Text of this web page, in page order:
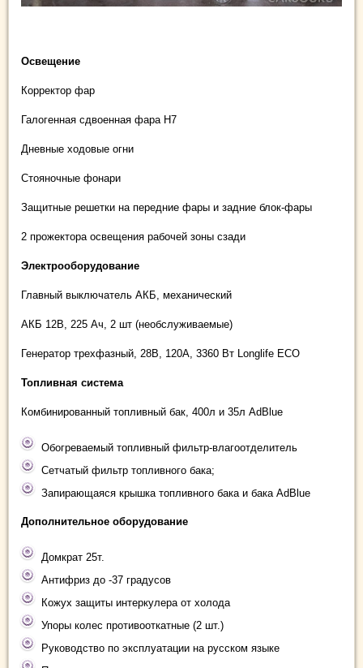
Освещение
Корректор фар
Галогенная сдвоенная фара Н7
Дневные ходовые огни
Стояночные фонари
Защитные решетки на передние фары и задние блок-фары
2 прожектора освещения рабочей зоны сзади
Электрооборудование
Главный выключатель АКБ, механический
АКБ 12В, 225 Ач, 2 шт (необслуживаемые)
Генератор трехфазный, 28В, 120А, 3360 Вт Longlife ECO
Топливная система
Комбинированный топливный бак, 400л и 35л AdBlue
Обогреваемый топливный фильтр-влагоотделитель
Сетчатый фильтр топливного бака;
Запирающаяся крышка топливного бака и бака AdBlue
Дополнительное оборудование
Домкрат 25т.
Антифриз до -37 градусов
Кожух защиты интеркулера от холода
Упоры колес противооткатные (2 шт.)
Руководство по эксплуатации на русском языке